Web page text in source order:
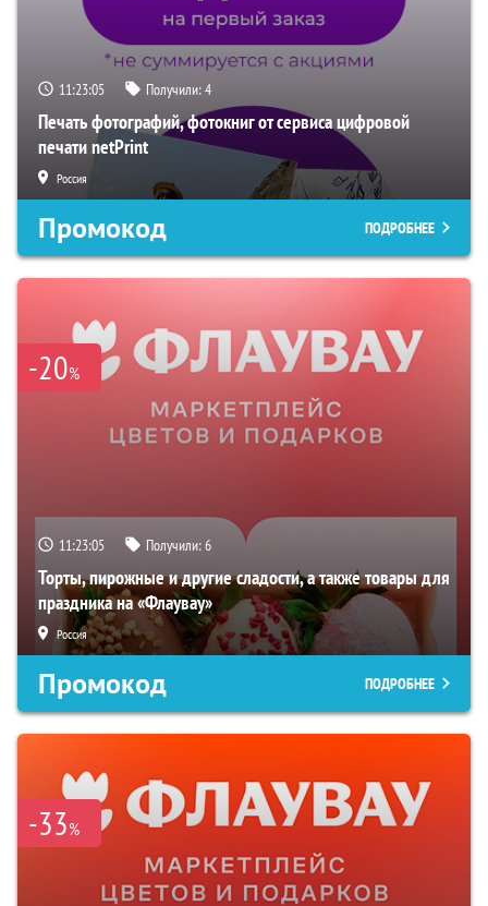
11:23:04 Получили:4
Печать фотографий, фотокниг от сервиса цифровой
печати netPrint
Россия
Промокод ПОДРОБНЕЕ
-20%
11:23:04 Получили:6
Торты, пирожные и другие сладости, а также товары для
праздника на «Флаувау»
Россия
Промокод ПОДРОБНЕЕ
-33%